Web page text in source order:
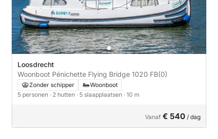
Loosdrecht
Woonboot Pénichette Flying Bridge 1020 FB(0)
Zonder schipper
Woonboot
5 personen · 2 hutten · 5 slaapplaatsen · 10 m
Vanaf € 540 / dag